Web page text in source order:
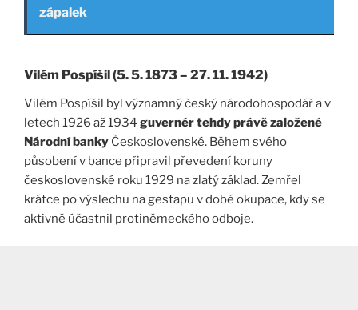
zápalek
Vilém Pospíšil (5. 5. 1873 – 27. 11. 1942)
Vilém Pospíšil byl významný český národohospodář a v
letech 1926 až 1934 guvernér tehdy právě založené
Národní banky Československé. Během svého
působení v bance připravil převedení koruny
československé roku 1929 na zlatý základ. Zemřel
krátce po výslechu na gestapu v době okupace, kdy se
aktivně účastnil protiněmeckého odboje.